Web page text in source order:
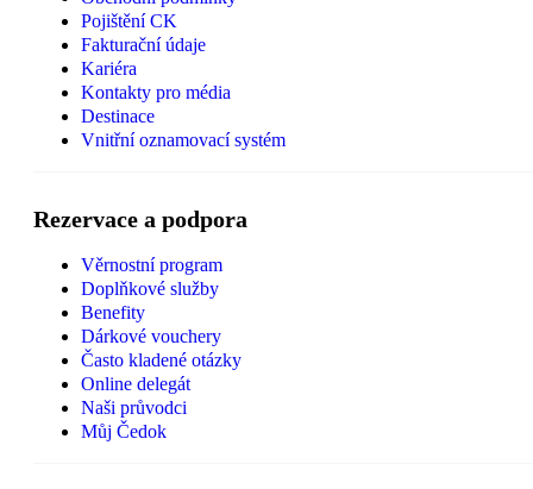
Pojištění CK
Fakturační údaje
Kariéra
Kontakty pro média
Destinace
Vnitřní oznamovací systém
Rezervace a podpora
Věrnostní program
Doplňkové služby
Benefity
Dárkové vouchery
Často kladené otázky
Online delegát
Naši průvodci
Můj Čedok